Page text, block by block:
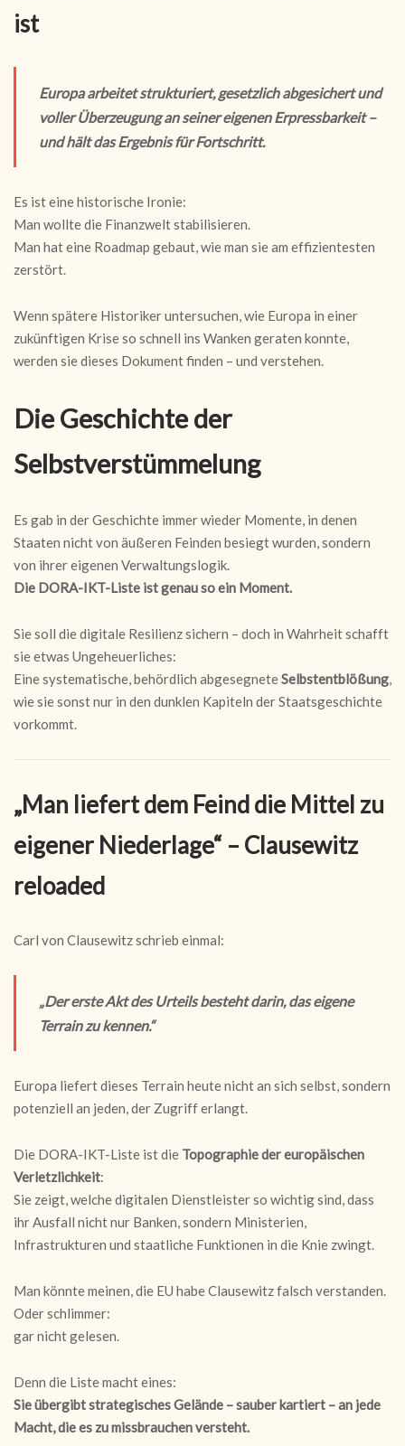
ist
Europa arbeitet strukturiert, gesetzlich abgesichert und
voller Überzeugung an seiner eigenen Erpressbarkeit –
und hält das Ergebnis für Fortschritt.
Es ist eine historische Ironie:
Man wollte die Finanzwelt stabilisieren.
Man hat eine Roadmap gebaut, wie man sie am effizientesten
zerstört.
Wenn spätere Historiker untersuchen, wie Europa in einer
zukünftigen Krise so schnell ins Wanken geraten konnte,
werden sie dieses Dokument finden – und verstehen.
Die Geschichte der
Selbstverstümmelung
Es gab in der Geschichte immer wieder Momente, in denen
Staaten nicht von äußeren Feinden besiegt wurden, sondern
von ihrer eigenen Verwaltungslogik.
Die DORA-IKT-Liste ist genau so ein Moment.
Sie soll die digitale Resilienz sichern – doch in Wahrheit schafft
sie etwas Ungeheuerliches:
Eine systematische, behördlich abgesegneteSelbstentblößung,
wie sie sonst nur in den dunklen Kapiteln der Staatsgeschichte
vorkommt.
„Man liefert dem Feind die Mittel zu
eigener Niederlage“ – Clausewitz
reloaded
Carl von Clausewitz schrieb einmal:
„Der erste Akt des Urteils besteht darin, das eigene
Terrain zu kennen.“
Europa liefert dieses Terrain heute nicht an sich selbst, sondern
potenziell an jeden, der Zugriff erlangt.
Die DORA-IKT-Liste ist die Topographie der europäischen
Verletzlichkeit:
Sie zeigt, welche digitalen Dienstleister so wichtig sind, dass
ihr Ausfall nicht nur Banken, sondern Ministerien,
Infrastrukturen und staatliche Funktionen in die Knie zwingt.
Man könnte meinen, die EU habe Clausewitz falsch verstanden.
Oder schlimmer:
gar nicht gelesen.
Denn die Liste macht eines:
Sie übergibt strategisches Gelände – sauber kartiert – an jede
Macht, die es zu missbrauchen versteht.